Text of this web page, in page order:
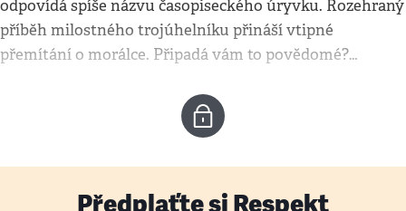
odpovídá spíše názvu časopiseckého úryvku. Rozehraný
příběh milostného trojúhelníku přináší vtipné
přemítání o morálce. Připadá vám to povědomé?…
Předplaťte si Respekt